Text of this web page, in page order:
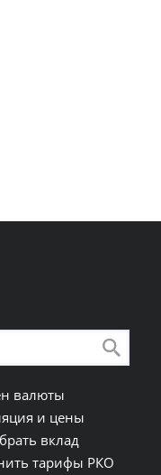
валюты
и цены
вклад
тарифы РКО